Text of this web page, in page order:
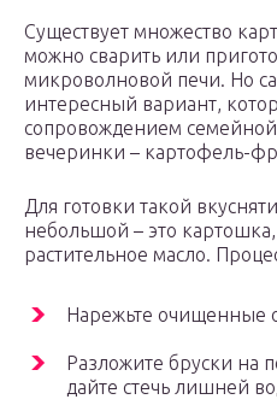
Существует множество
можно сварить или
микроволновой печи. Но
интересный вариант,
сопровождением
вечеринки – картофель-
Для готовки такой
небольшой – это
растительное масло.
Нарежьте очищенные
Разложите бруски на
дайте стечь лишней